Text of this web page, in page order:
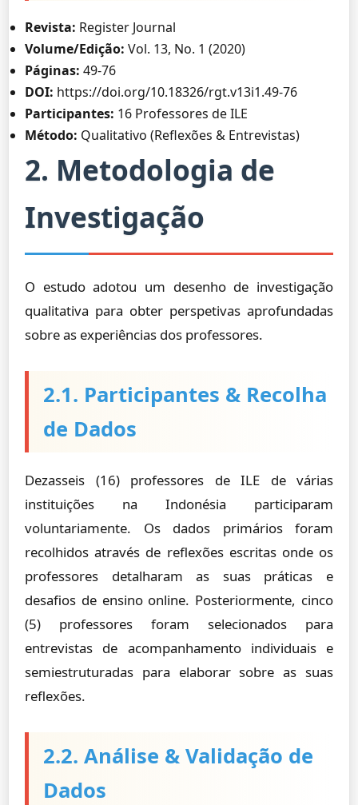
Revista: Register Journal
Volume/Edição: Vol. 13, No. 1 (2020)
Páginas: 49-76
DOI: https://doi.org/10.18326/rgt.v13i1.49-76
Participantes: 16 Professores de ILE
Método: Qualitativo (Reflexões & Entrevistas)
2. Metodologia de
Investigação
O estudo adotou um desenho de investigação
qualitativa para obter perspetivas aprofundadas
sobre as experiências dos professores.
2.1. Participantes & Recolha
de Dados
Dezasseis (16) professores de ILE de várias
instituições na Indonésia participaram
voluntariamente. Os dados primários foram
recolhidos através de reflexões escritas onde os
professores detalharam as suas práticas e
desafios de ensino online. Posteriormente, cinco
(5) professores foram selecionados para
entrevistas de acompanhamento individuais e
semiestruturadas para elaborar sobre as suas
reflexões.
2.2. Análise & Validação de
Dados